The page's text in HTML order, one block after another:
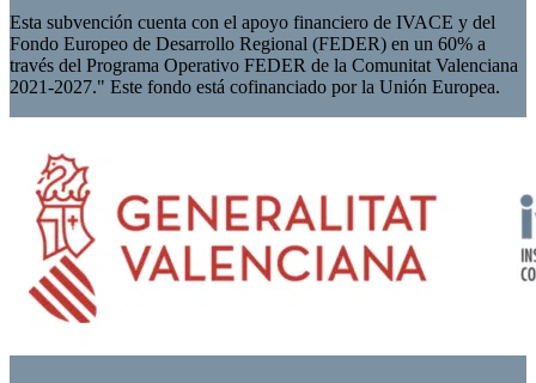
Esta subvención cuenta con el apoyo financiero de IVACE y del
Fondo Europeo de Desarrollo Regional (FEDER) en un 60% a
través del Programa Operativo FEDER de la Comunitat Valenciana
2021-2027." Este fondo está cofinanciado por la Unión Europea.